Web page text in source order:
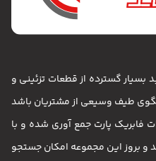
بسیار گسترده از قطعات تزئینی و
طیف وسیعی از مشتریان باشد
محصولات فابریک پارت جمع آوری شده و با
و بروز این مجموعه امکان جستجو